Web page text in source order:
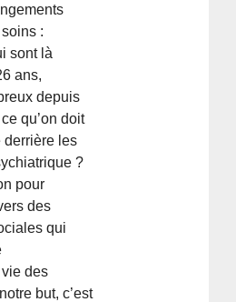
:
sont là
ans,
depuis
qu’on doit
derrière les
?
pour
des
qui
des
but, c’est